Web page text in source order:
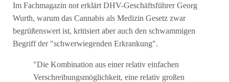
Im Fachmagazin not erklärt DHV-Geschäftsführer Georg
Wurth, warum das Cannabis als Medizin Gesetz zwar
begrüßenswert ist, kritisiert aber auch den schwammigen
Begriff der "schwerwiegenden Erkrankung".
"Die Kombination aus einer relativ einfachen
Verschreibungsmöglichkeit, eine relativ großen